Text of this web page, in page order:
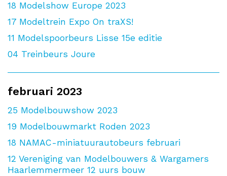
18 Modelshow Europe 2023
17 Modeltrein Expo On traXS!
11 Modelspoorbeurs Lisse 15e editie
04 Treinbeurs Joure
februari 2023
25 Modelbouwshow 2023
19 Modelbouwmarkt Roden 2023
18 NAMAC-miniatuurautobeurs februari
12 Vereniging van Modelbouwers & Wargamers
Haarlemmermeer 12 uurs bouw